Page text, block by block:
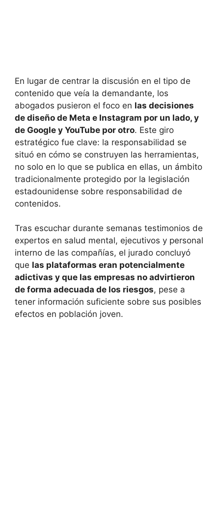
En lugar de centrar la discusión en el tipo de
contenido que veía la demandante, los
abogados pusieron el foco en las decisiones
de diseño de Meta e Instagram por un lado, y
de Google y YouTube por otro. Este giro
estratégico fue clave: la responsabilidad se
situó en cómo se construyen las herramientas,
no solo en lo que se publica en ellas, un ámbito
tradicionalmente protegido por la legislación
estadounidense sobre responsabilidad de
contenidos.
Tras escuchar durante semanas testimonios de
expertos en salud mental, ejecutivos y personal
interno de las compañías, el jurado concluyó
que las plataformas eran potencialmente
adictivas y que las empresas no advirtieron
de forma adecuada de los riesgos, pese a
tener información suficiente sobre sus posibles
efectos en población joven.